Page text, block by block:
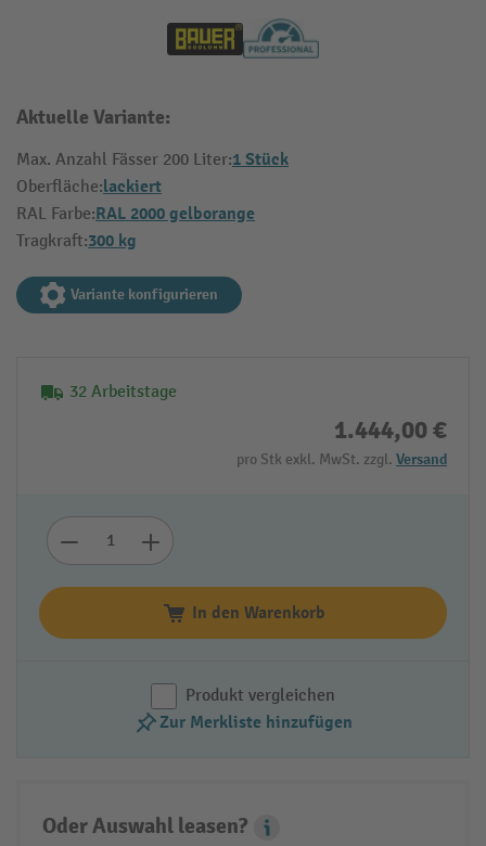
Aktuelle Variante:
Max. Anzahl Fässer 200 Liter:1 Stück
Oberfläche:lackiert
RAL Farbe:RAL 2000 gelborange
Tragkraft:300 kg
Variante konfigurieren
32 Arbeitstage
1.444,00 €
pro Stk exkl. MwSt. zzgl. Versand
In den Warenkorb
Produkt vergleichen
Zur Merkliste hinzufügen
Oder Auswahl leasen?
Leasing Popover